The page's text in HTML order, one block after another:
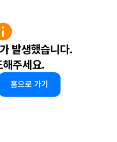
발생했습니다.
해주세요.
홈으로 가기